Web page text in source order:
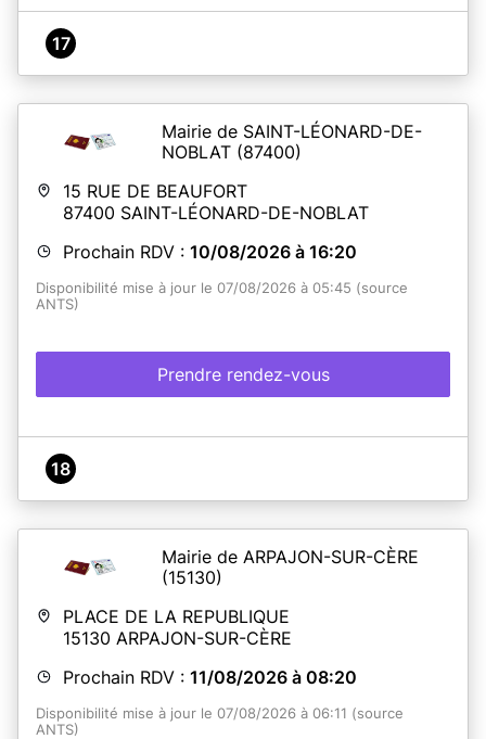
17
Mairie de SAINT-LÉONARD-DE-
NOBLAT (87400)
15 RUE DE BEAUFORT
87400 SAINT-LÉONARD-DE-NOBLAT
Prochain RDV : 10/08/2026 à 16:20
Disponibilité mise à jour le 07/08/2026 à 05:45 (source
ANTS)
Prendre rendez-vous
18
Mairie de ARPAJON-SUR-CÈRE
(15130)
PLACE DE LA REPUBLIQUE
15130 ARPAJON-SUR-CÈRE
Prochain RDV : 11/08/2026 à 08:20
Disponibilité mise à jour le 07/08/2026 à 06:11 (source
ANTS)